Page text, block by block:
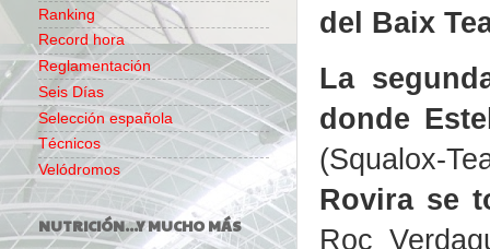
del Baix
La
donde
(Squalox-
Rovira se
Roc
Ranking
Record hora
Reglamentación
Seis Días
Selección española
Técnicos
Velódromos
NUTRICIÓN...Y MUCHO MÁS